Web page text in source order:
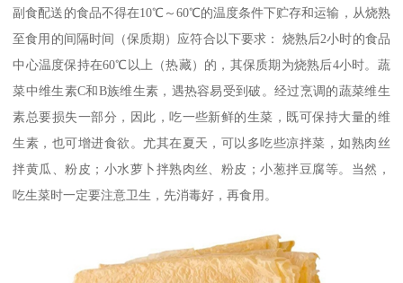
副食配送的食品不得在10℃～60℃的温度条件下贮存和运输，从烧熟
至食用的间隔时间（保质期）应符合以下要求： 烧熟后2小时的食品
中心温度保持在60℃以上（热藏）的，其保质期为烧熟后4小时。蔬
菜中维生素C和B族维生素，遇热容易受到破。经过烹调的蔬菜维生
素总要损失一部分，因此，吃一些新鲜的生菜，既可保持大量的维
生素，也可增进食欲。尤其在夏天，可以多吃些凉拌菜，如熟肉丝
拌黄瓜、粉皮；小水萝卜拌熟肉丝、粉皮；小葱拌豆腐等。当然，
吃生菜时一定要注意卫生，先消毒好，再食用。